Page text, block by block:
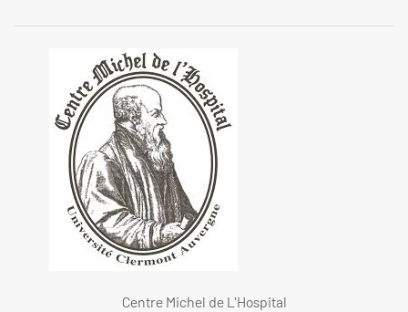
Centre Michel de L'Hospital